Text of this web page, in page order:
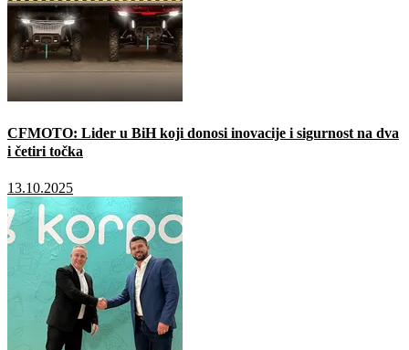
CFMOTO: Lider u BiH koji donosi inovacije i sigurnost na dva
i četiri točka
13.10.2025